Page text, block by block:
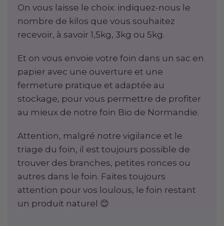
On vous laisse le choix: indiquez-nous le
nombre de kilos que vous souhaitez
recevoir, à savoir 1,5kg, 3kg ou 5kg.
Et on vous envoie votre foin dans un sac en
papier avec une ouverture et une
fermeture pratique et adaptée au
stockage, pour vous permettre de profiter
au mieux de notre foin Bio de Normandie.
Attention, malgré notre vigilance et le
triage du foin, il est toujours possible de
trouver des branches, petites ronces ou
autres dans le foin. Faites toujours
attention pour vos loulous, le foin restant
un produit naturel 😊